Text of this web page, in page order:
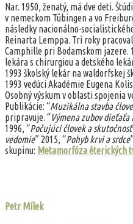
Nar. 1950, ženatý, má dve deti.
v nemeckom Tübingen a vo
následky nacionálno-
Reinarta Lemppa. Tri roky
Camphille pri Bodamskom jazere.
lekára s chirurgiou a detského
1993 školský lekár na waldorfskej
1993 vedúci Akadémie Eugena
Osobný výskum v oblasti spojenia
Publikácie: “Muzikálna stavba
pripravuje. “Výmena zubov dieťaťa
1996, “Počujúci človek a
vedomie” 2015, “Pohyb krvi a srdce
skupinu: Metamorfóza éterických
Petr Mílek